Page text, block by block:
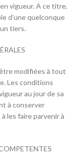
vigueur. A ce titre,
d’une quelconque
tiers.
modifiées à tout
Les conditions
au jour de sa
à conserver
les faire parvenir à